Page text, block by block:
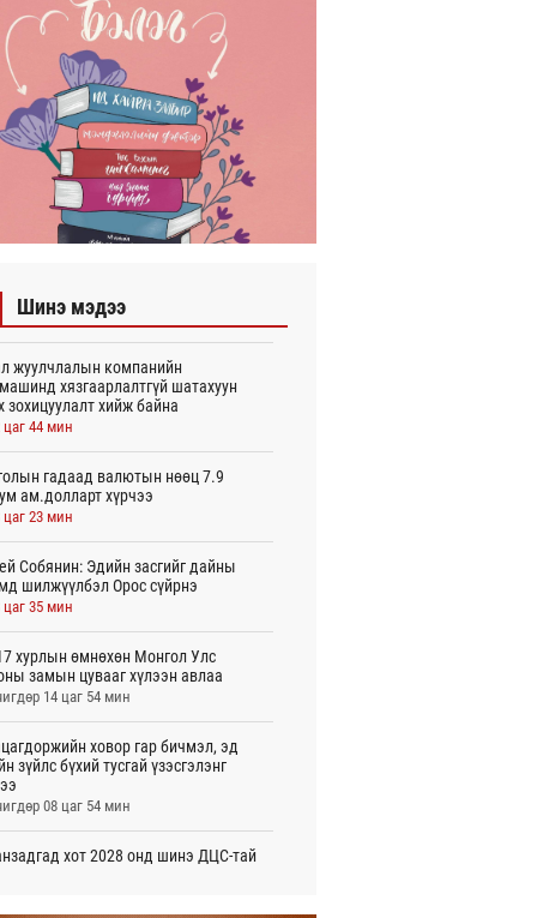
Шинэ мэдээ
жуулчлалын компанийн
хязгаарлалтгүй шатахуун
зохицуулалт хийж байна
цаг 44 мин
гадаад валютын нөөц 7.9
ам.долларт хүрчээ
цаг 23 мин
Собянин: Эдийн засгийг дайны
шилжүүлбэл Орос сүйрнэ
цаг 35 мин
хурлын өмнөхөн Монгол Улс
замын цувааг хүлээн авлаа
14 цаг 54 мин
ховор гар бичмэл, эд
зүйлс бүхий тусгай үзэсгэлэнг
08 цаг 54 мин
хот 2028 онд шинэ ДЦС-тай